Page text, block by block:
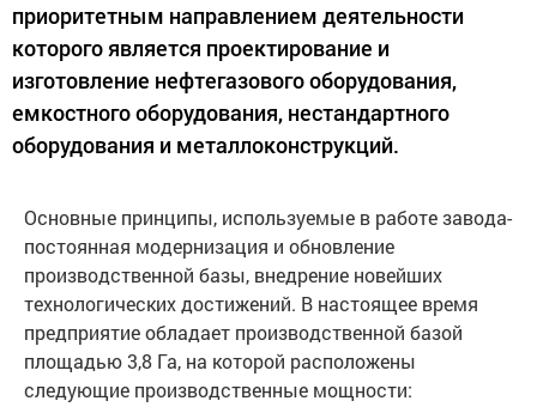
приоритетным направлением деятельности
которого является проектирование и
изготовление нефтегазового оборудования,
емкостного оборудования, нестандартного
оборудования и металлоконструкций.
Основные принципы, используемые в работе завода-
постоянная модернизация и обновление
производственной базы, внедрение новейших
технологических достижений. В настоящее время
предприятие обладает производственной базой
площадью 3,8 Га, на которой расположены
следующие производственные мощности: